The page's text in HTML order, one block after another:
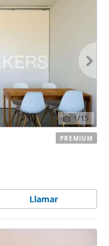
1/15
Llamar
PREMIUM